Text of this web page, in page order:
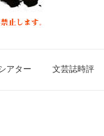
アター 文芸誌時評